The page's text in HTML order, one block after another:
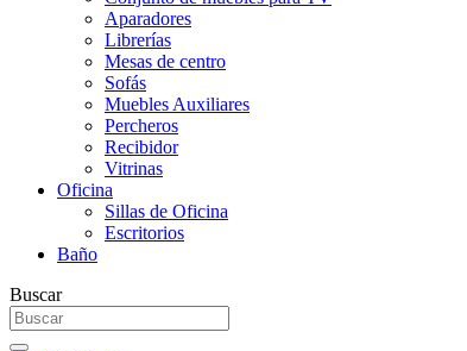
Aparadores
Librerías
Mesas de centro
Sofás
Muebles Auxiliares
Percheros
Recibidor
Vitrinas
Oficina
Sillas de Oficina
Escritorios
Baño
Buscar